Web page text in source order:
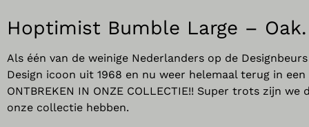
Hoptimist Bumble Large – Oak.
Als één van de weinige Nederlanders op de
Design icoon uit 1968 en nu weer helemaal terug in
ONTBREKEN IN ONZE COLLECTIE!! Super trots zijn
onze collectie hebben.